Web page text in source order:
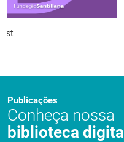
Publicações
Conheça nossa
biblioteca digital